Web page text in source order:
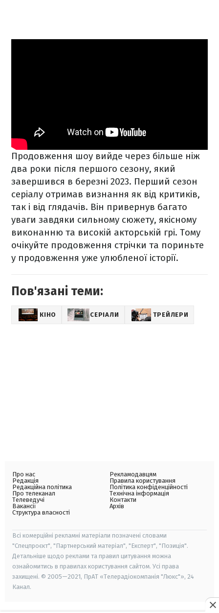
Продовження шоу вийде через більше ніж
два роки після першого сезону, який
завершився в березні 2023. Перший сезон
серіалу отримав визнання як від критиків,
так і від глядачів. Він привернув багато
уваги завдяки сильному сюжету, якісному
виконанню та високій акторській грі. Тому
очікуйте продовження стрічки та пориньте
у продовження уже улюбленої історії.
Пов'язані теми:
КІНО СЕРІАЛИ ТРЕЙЛЕРИ
Про нас
Редакція
Редакційна політика
Про телеканал
Телеведучі
Вакансії
Структура власності
Рекламодавцям
Правила користування
Політика конфіденційності
Технічна інформація
Контакти
Архів
Всі комерційні рекламні матеріали позначені словами
"Спецпроєкт", "Партнерський матеріал", "Експерт", "Позиція".
Детальніше щодо реклами та правил цитування можна
ознайомитись в правилах користування сайтом. Усі права
захищені. © 2005—2021, ПрАТ «Телерадіокомпанія "Люкс"», 24
Канал.